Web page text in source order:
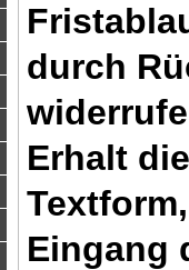
durch
Erhalt
Eingang